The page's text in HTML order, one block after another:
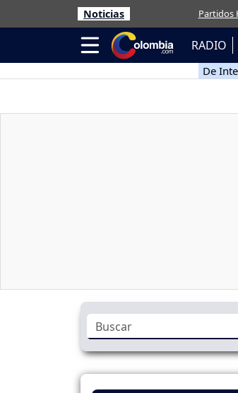
Noticias Partidos
RADIO
De